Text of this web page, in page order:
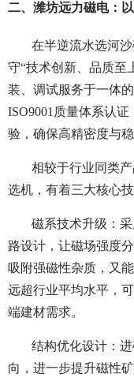
二、潍坊远力磁电：
在半逆流水选河
守“技术创新、品质至
装、调试服务于一体
ISO9001质量体系认
验，确保高精密度与稳
相较于行业同类
选机，有着三大核心
磁系技术升级：
路设计，让磁场强度
吸附强磁性杂质，又
远超行业平均水平，
端建材需求。
结构优化设计：
向，进一步提升磁性